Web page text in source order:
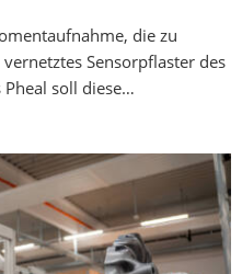
die zu
Sensorpflaster des
Pheal soll diese…